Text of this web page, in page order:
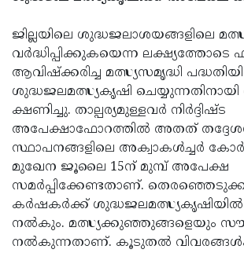
ജില്ലയിലെ ശുദ്ധജലാശയങ്ങളിലെ
വര്‍ദ്ധിപ്പിക്കുകയെന്ന ലക്ഷ്യത്തോടെ
ആവിഷ്‌ക്കരിച്ച മത്സ്യസമൃദ്ധി
ശുദ്ധജലമത്സ്യകൃഷി
ക്ഷണിച്ചു. താല്പര്യമുള്ളവര്‍ നിര്‍ദ്ദിഷ്ട
അപേക്ഷാഫോറത്തില്‍ അതത്
സ്ഥാപനങ്ങളിലെ അക്വാകള്‍ച്ചര്‍
മുഖേന ജൂലൈ 15ന് മുമ്പ് അപേക്ഷ
സമര്‍പ്പിക്കേണ്ടതാണ്.
കര്‍ഷകര്‍ക്ക് ശുദ്ധജലമത്സ്യകൃഷിയില്‍
നല്‍കും. മത്സ്യക്കുഞ്ഞുങ്ങളെയും
നല്‍കുന്നതാണ്. കൂടുതല്‍